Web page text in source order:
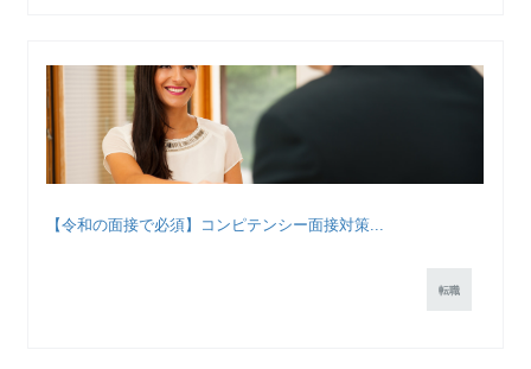
【令和の面接で必須】コンピテンシー面接対策...
転職